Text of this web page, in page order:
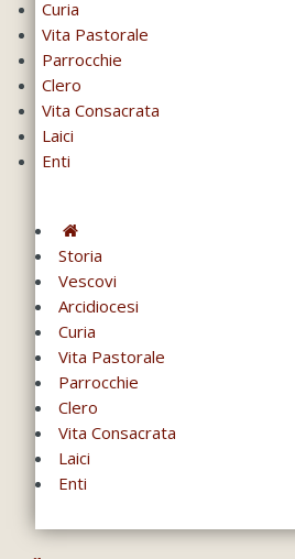
Curia
Vita Pastorale
Parrocchie
Clero
Vita Consacrata
Laici
Enti
Storia
Vescovi
Arcidiocesi
Curia
Vita Pastorale
Parrocchie
Clero
Vita Consacrata
Laici
Enti